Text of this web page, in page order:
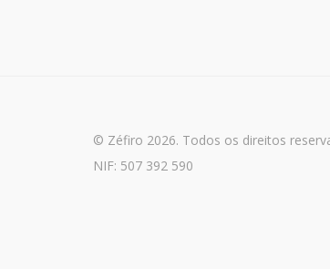
© Zéfiro 2026. Todos os direitos
NIF: 507 392 590